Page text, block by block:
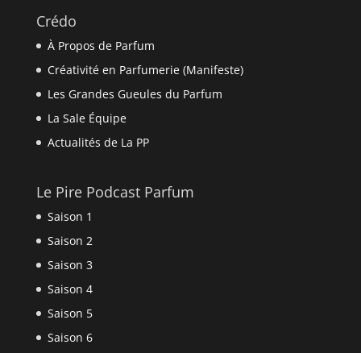
Crédo
À Propos de Parfum
Créativité en Parfumerie (Manifeste)
Les Grandes Gueules du Parfum
La Sale Équipe
Actualités de La PP
Le Pire Podcast Parfum
Saison 1
Saison 2
Saison 3
Saison 4
Saison 5
Saison 6